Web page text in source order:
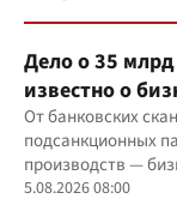
Дело о 35
известно о
"Родовид
От банковских
подсанкционных
производств —
Дядечко до сих пор
5.08.2026 08:00